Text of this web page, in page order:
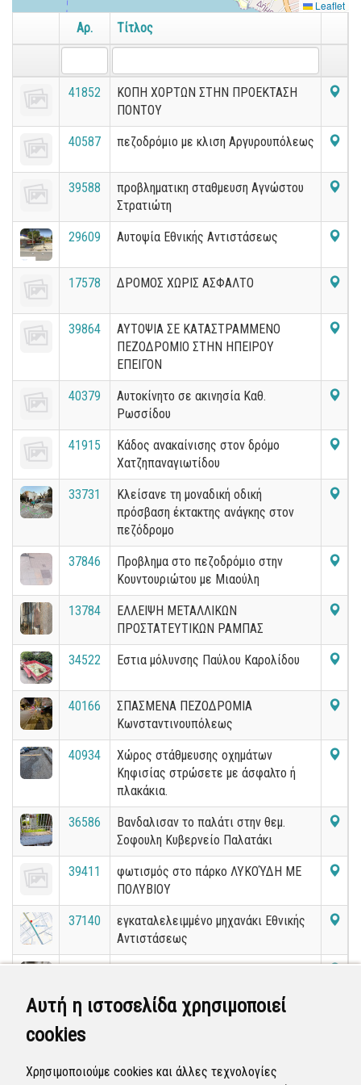
Αυτή η ιστοσελίδα χρησιμοποιεί
cookies
Χρησιμοποιούμε cookies και άλλες τεχνολογίες
Leaflet
Αρ. Τίτλος
41852
ΚΟΠΗ ΧΟΡΤΩΝ ΣΤΗΝ ΠΡΟΕΚΤΑΣΗ
ΠΟΝΤΟΥ
40587 πεζοδρόμιο με κλιση Αργυρουπόλεως
39588
προβληματικη σταθμευση Αγνώστου
Στρατιώτη
29609 Αυτοψία Εθνικής Αντιστάσεως
17578 ΔΡΟΜΟΣ ΧΩΡΙΣ ΑΣΦΑΛΤΟ
39864
ΑΥΤΟΨΙΑ ΣΕ ΚΑΤΑΣΤΡΑΜΜΕΝΟ
ΠΕΖΟΔΡΟΜΙΟ ΣΤΗΝ ΗΠΕΙΡΟΥ
ΕΠΕΙΓΟΝ
40379
Αυτοκίνητο σε ακινησία Καθ.
Ρωσσίδου
41915
Κάδος ανακαίνισης στον δρόμο
Χατζηπαναγιωτίδου
33731
Κλείσανε τη μοναδική οδική
πρόσβαση έκτακτης ανάγκης στον
πεζόδρομο
37846
Προβλημα στο πεζοδρόμιο στην
Κουντουριώτου με Μιαούλη
13784
ΕΛΛΕΙΨΗ ΜΕΤΑΛΛΙΚΩΝ
ΠΡΟΣΤΑΤΕΥΤΙΚΩΝ ΡΑΜΠΑΣ
34522 Εστια μόλυνσης Παύλου Καρολίδου
40166
ΣΠΑΣΜΕΝΑ ΠΕΖΟΔΡΟΜΙΑ
Κωνσταντινουπόλεως
40934
Χώρος στάθμευσης οχημάτων
Κηφισίας στρώσετε με άσφαλτο ή
πλακάκια.
36586
Βανδαλισαν το παλάτι στην θεμ.
Σοφουλη Κυβερνείο Παλατάκι
39411
φωτισμός στο πάρκο ΛΥΚΟΎΔΗ ΜΕ
ΠΟΛΥΒΙΟΥ
37140
εγκαταλελειμμένο μηχανάκι Εθνικής
Αντιστάσεως
τους!!!!! Μαρμαρά
6251